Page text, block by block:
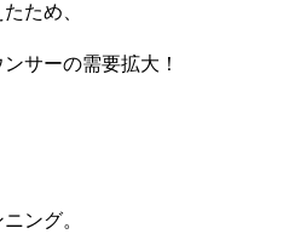
ため、
サーの需要拡大！
ング。